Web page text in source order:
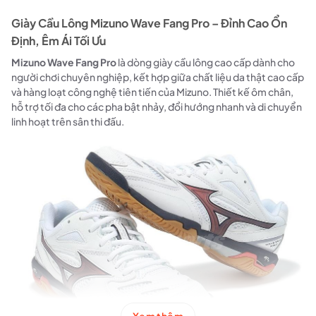
Giày Cầu Lông Mizuno Wave Fang Pro – Đỉnh Cao Ổn
Định, Êm Ái Tối Ưu
Mizuno Wave Fang Prolà dòng giày cầu lông cao cấp dành cho
người chơi chuyên nghiệp, kết hợp giữa chất liệu da thật cao cấp
và hàng loạt công nghệ tiên tiến của Mizuno. Thiết kế ôm chân,
hỗ trợ tối đa cho các pha bật nhảy, đổi hướng nhanh và di chuyển
linh hoạt trên sân thi đấu.